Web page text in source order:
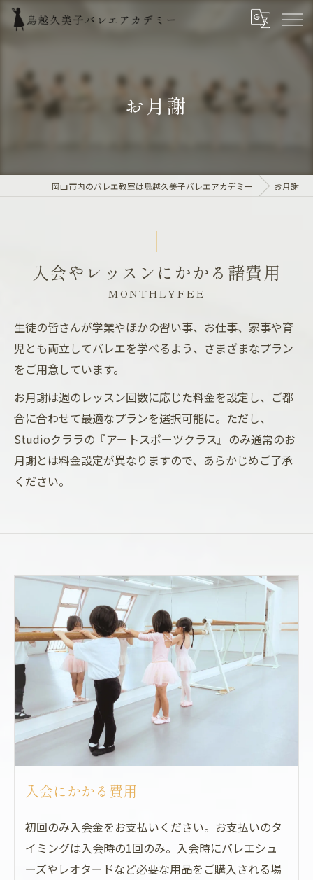
お月謝
岡山市内のバレエ教室は鳥越久美子バレエアカデミー お月謝
入会やレッスンにかかる諸費用
MONTHLYFEE
生徒の皆さんが学業やほかの習い事、お仕事、家事や育
児とも両立してバレエを学べるよう、さまざまなプラン
をご用意しています。
お月謝は週のレッスン回数に応じた料金を設定し、ご都
合に合わせて最適なプランを選択可能に。ただし、
Studioクララの『アートスポーツクラス』のみ通常のお
月謝とは料金設定が異なりますので、あらかじめご了承
ください。
入会にかかる費用
初回のみ入会金をお支払いください。お支払いのタ
イミングは入会時の1回のみ。入会時にバレエシュ
ーズやレオタードなど必要な用品をご購入される場